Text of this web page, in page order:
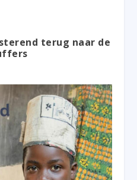
terug naar de